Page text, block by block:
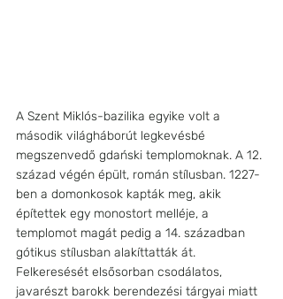
A Szent Miklós-bazilika egyike volt a
második világháborút legkevésbé
megszenvedő gdański templomoknak. A 12.
század végén épült, román stílusban. 1227-
ben a domonkosok kapták meg, akik
építettek egy monostort melléje, a
templomot magát pedig a 14. században
gótikus stílusban alakíttatták át.
Felkeresését elsősorban csodálatos,
javarészt barokk berendezési tárgyai miatt